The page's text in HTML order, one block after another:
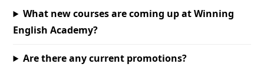
What new courses are coming up at Winning
English Academy?
Are there any current promotions?